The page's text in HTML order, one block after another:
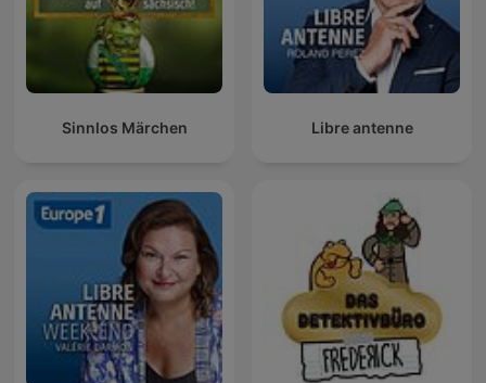
Sinnlos Märchen Libre antenne